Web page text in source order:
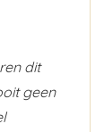
dit
geen